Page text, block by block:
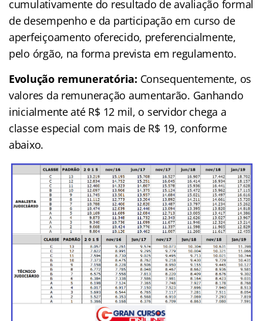
cumulativamente do resultado de avaliação formal
de desempenho e da participação em curso de
aperfeiçoamento oferecido, preferencialmente,
pelo órgão, na forma prevista em regulamento.
Evolução remuneratória: Consequentemente, os
valores da remuneração aumentarão. Ganhando
inicialmente até R$ 12 mil, o servidor chega a
classe especial com mais de R$ 19, conforme
abaixo.